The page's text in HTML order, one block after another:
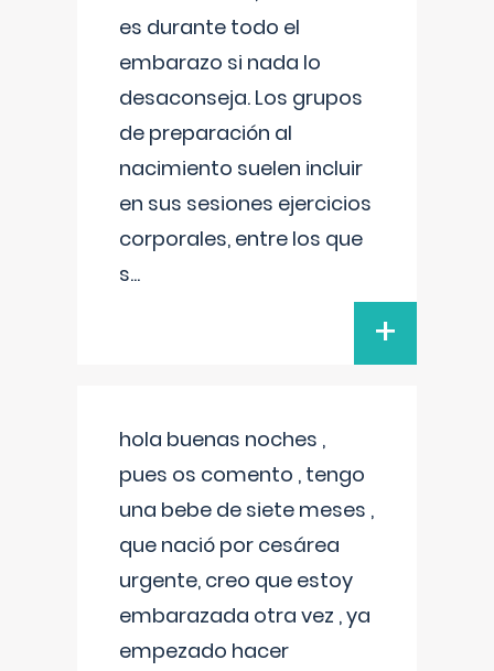
es durante todo el
embarazo si nada lo
desaconseja. Los grupos
de preparación al
nacimiento suelen incluir
en sus sesiones ejercicios
corporales, entre los que
s...
+
hola buenas noches ,
pues os comento , tengo
una bebe de siete meses ,
que nació por cesárea
urgente, creo que estoy
embarazada otra vez , ya
empezado hacer